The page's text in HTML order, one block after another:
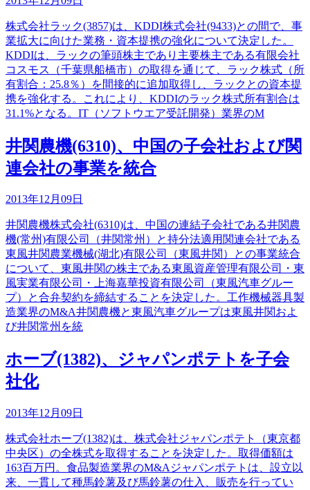
株式会社ラック(3857)は、KDDI株式会社(9433)との間で、事
業拡大に向けた業務・資本提携の強化について決定した。
KDDIは、ラックの筆頭株主であり主要株主である有限会社
コスモス（千葉県船橋市）の取得を通じて、ラック株式（所
有割合：25.8％）を間接的に追加取得し、ラックとの資本提
携を強化する。これにより、KDDIのラック株式所有割合は
31.1%となる。IT（ソフトウエア受託開発）業界のM
井関農機(6310)、中国の子会社および関
連会社の事業を統合
2013年12月09日
井関農機株式会社(6310)は、中国の連結子会社である井関農
機(常州)有限公司（井関常州）と持分法適用関連会社である
東風井関農業機械(湖北)有限公司（東風井関）との事業統合
について、東風井関の株主である東風資産管理有限公司・東
風実業有限公司・上海嘉華投資有限公司（東風汽車グルー
プ）と合弁契約を締結することを決定した。工作機械器具製
造業界のM&A井関農機と東風汽車グループは東風井関およ
び井関常州を統
ホーブ(1382)、ジャパンポテトを子会
社化
2013年12月09日
株式会社ホーブ(1382)は、株式会社ジャパンポテト（東京都
中央区）の全株式を取得することを決定した。取得価額は
163百万円。食品製造業界のM&Aジャパンポテトは、設立以
来、一貫して種馬鈴薯及び馬鈴薯の仕入、販売を行ってい